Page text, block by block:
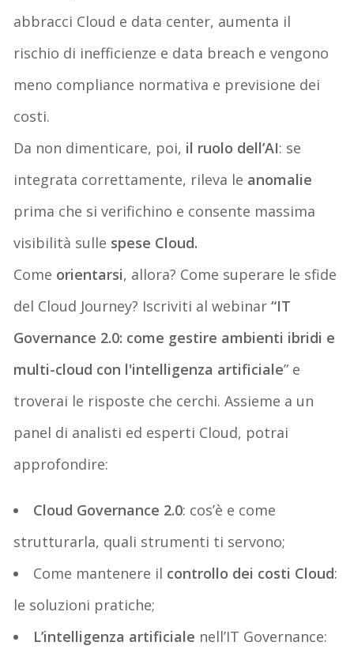
abbracci Cloud e data center, aumenta il
rischio di inefficienze e data breach e vengono
meno compliance normativa e previsione dei
costi.
Da non dimenticare, poi, il ruolo dell’AI: se
integrata correttamente, rileva le anomalie
prima che si verifichino e consente massima
visibilità sulle spese Cloud.
Come orientarsi, allora? Come superare le sfide
del Cloud Journey? Iscriviti al webinar“IT
Governance 2.0: come gestire ambienti ibridi e
multi-cloud con l'intelligenza artificiale” e
troverai le risposte che cerchi. Assieme a un
panel di analisti ed esperti Cloud, potrai
approfondire:
Cloud Governance 2.0: cos’è e come
strutturarla, quali strumenti ti servono;
Come mantenere il controllo dei costi Cloud:
le soluzioni pratiche;
L’intelligenza artificiale nell’IT Governance: